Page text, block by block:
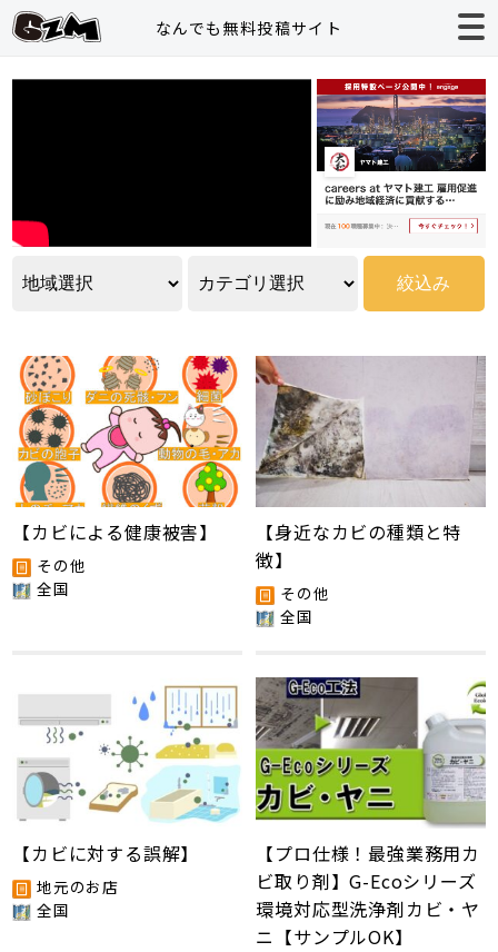
なんでも無料投稿サイト
【カビによる健康被害】
その他
全国
【身近なカビの種類と特
徴】
その他
全国
【カビに対する誤解】
地元のお店
全国
【プロ仕様！最強業務用カ
ビ取り剤】G-Ecoシリーズ
環境対応型洗浄剤カビ・ヤ
ニ【サンプルOK】